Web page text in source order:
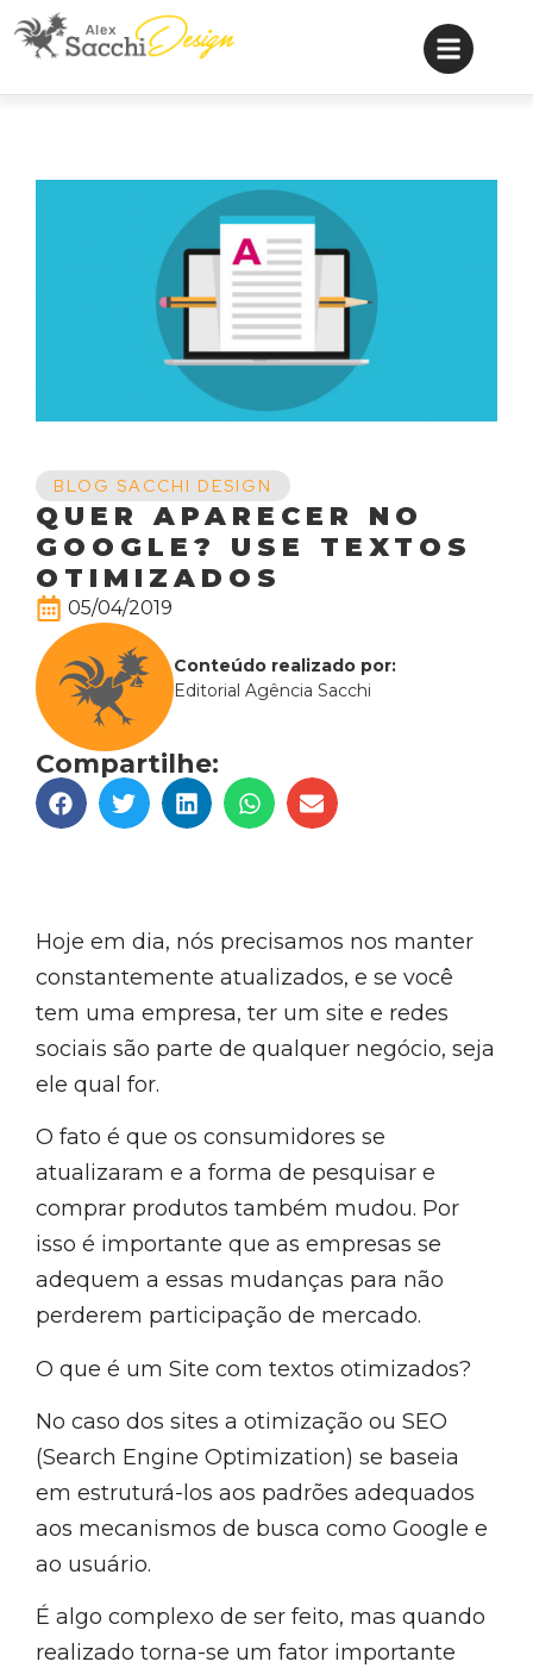
BLOG SACCHI DESIGN
QUER APARECER NO
GOOGLE? USE TEXTOS
OTIMIZADOS
05/04/2019
Conteúdo realizado por:
Editorial Agência Sacchi
Compartilhe:
Hoje em dia, nós precisamos nos manter
constantemente atualizados, e se você
tem uma empresa, ter um site e redes
sociais são parte de qualquer negócio, seja
ele qual for.
O fato é que os consumidores se
atualizaram e a forma de pesquisar e
comprar produtos também mudou. Por
isso é importante que as empresas se
adequem a essas mudanças para não
perderem participação de mercado.
O que é um Site com textos otimizados?
No caso dos sites a otimização ou SEO
(Search Engine Optimization) se baseia
em estruturá-los aos padrões adequados
aos mecanismos de busca como Google e
ao usuário.
É algo complexo de ser feito, mas quando
realizado torna-se um fator importante